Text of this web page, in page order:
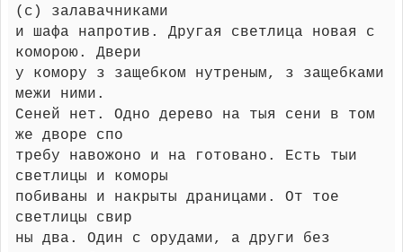
(с) залавачниками
и шафа напротив. Другая светлица новая с
коморою. Двери
у комору з защебком нутреным, з защебками
межи ними.
Сеней нет. Одно дерево на тыя сени в том
же дворе спо
требу навожоно и на готовано. Есть тыи
светлицы и коморы
побиваны и накрыты драницами. От тое
светлицы свир
ны два. Один с орудами, а други без